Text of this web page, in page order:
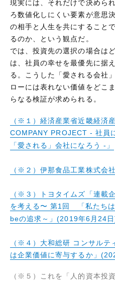
現実には、それだけで決めら
ろ数値化しにくい要素が意思
の相手と人生を共にすること
るのか、という観点だ。
では、投資先の選択の場合は
は、社員の幸せを最優先に据
る。こうした「愛される会社
ローには表れない価値をどこ
らなる検証が求められる。
（※１）経済産業省近畿経済
COMPANY PROJECT - 社員
「愛される」会社になろう -」
（※２）伊那食品工業株式会
（※３）トヨタイムズ「連載
を考える〜 第1回 「私たち
beの追求～」(2019年6月24
（※４）大和総研 コンサルテ
は企業価値に寄与するか」
（※５）これを「人的資本投